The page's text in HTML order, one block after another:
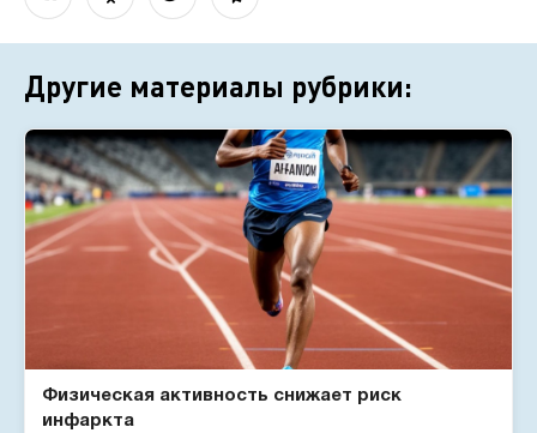
Другие материалы рубрики:
Физическая активность снижает риск
инфаркта